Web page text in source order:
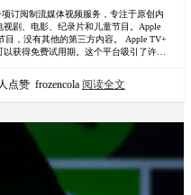
订阅制流媒体视频服务，专注于原创内
剧、电影、纪录片和儿童节目。Apple
，没有其他的第三方内容。 Apple TV+
获得免费试用期。这个平台吸引了许多
于制作和发行自…
点赞 frozencola 阅读全文